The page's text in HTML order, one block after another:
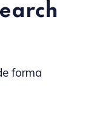
forma